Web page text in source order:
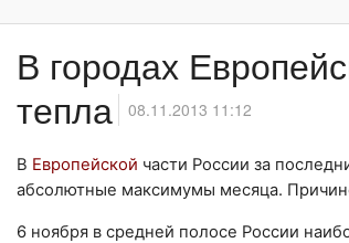
В городах
тепла
08.11.2013 11:12
В Европейской части России за
абсолютные максимумы месяца.
6 ноября в средней полосе России